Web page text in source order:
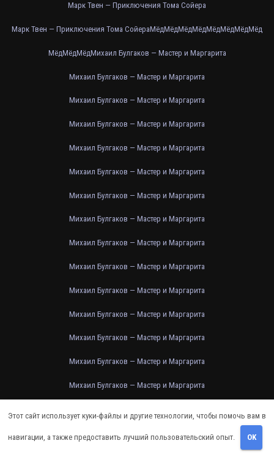
Марк Твен — Приключения Тома Сойера
Марк Твен — Приключения Тома СойераМёдМёдМёдМёдМёдМёдМёдМёд
МёдМёдМёдМихаил Булгаков — Мастер и Маргарита
Михаил Булгаков — Мастер и Маргарита
Михаил Булгаков — Мастер и Маргарита
Михаил Булгаков — Мастер и Маргарита
Михаил Булгаков — Мастер и Маргарита
Михаил Булгаков — Мастер и Маргарита
Михаил Булгаков — Мастер и Маргарита
Михаил Булгаков — Мастер и Маргарита
Михаил Булгаков — Мастер и Маргарита
Михаил Булгаков — Мастер и Маргарита
Михаил Булгаков — Мастер и Маргарита
Михаил Булгаков — Мастер и Маргарита
Михаил Булгаков — Мастер и Маргарита
Михаил Булгаков — Мастер и Маргарита
Михаил Булгаков — Мастер и Маргарита
Михаил Булгаков — Мастер и Маргарита
Этот сайт использует куки-файлы и другие технологии, чтобы помочь вам в
навигации, а также предоставить лучший пользовательский опыт. OK